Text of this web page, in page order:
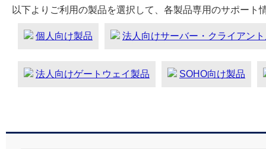
以下よりご利用の製品を選択して、各製品専用のサポート
個人向け製品 法人向けサーバー・クライアン
法人向けゲートウェイ製品 SOHO向け製品